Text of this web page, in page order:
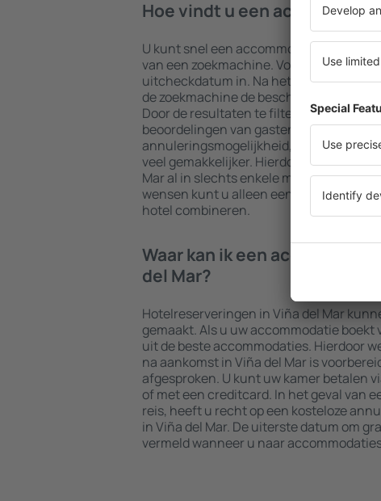
Hoe vindt u een
U kunt snel een accommodatie in Viña
van een zoekmachine. Voer uw
uitcheckdatum in. Na het kiezen van
de zoekmachine de beschikbare
Door de resultaten te filteren op type
beoordelingen van gasten, afstand tot
annuleringsmogelijkheid, wordt het
veel gemakkelijker. Hierdoor kunt u uw
Mar al in slechts enkele minuten
wensen kunt u alleen een
hotel combineren.
Waar kan ik een
del Mar?
Hotelreserveringen in Viña del Mar
gemaakt. Als u uw accommodatie boekt
uit de beste accommodaties. Hierdoor
na aankomst in Viña del Mar is
afgesproken. U kunt uw kamer betalen
of met een creditcard. In het geval van
reis, heeft u recht op een kosteloze
in Viña del Mar. De uiterste datum om
vermeld wanneer u naar